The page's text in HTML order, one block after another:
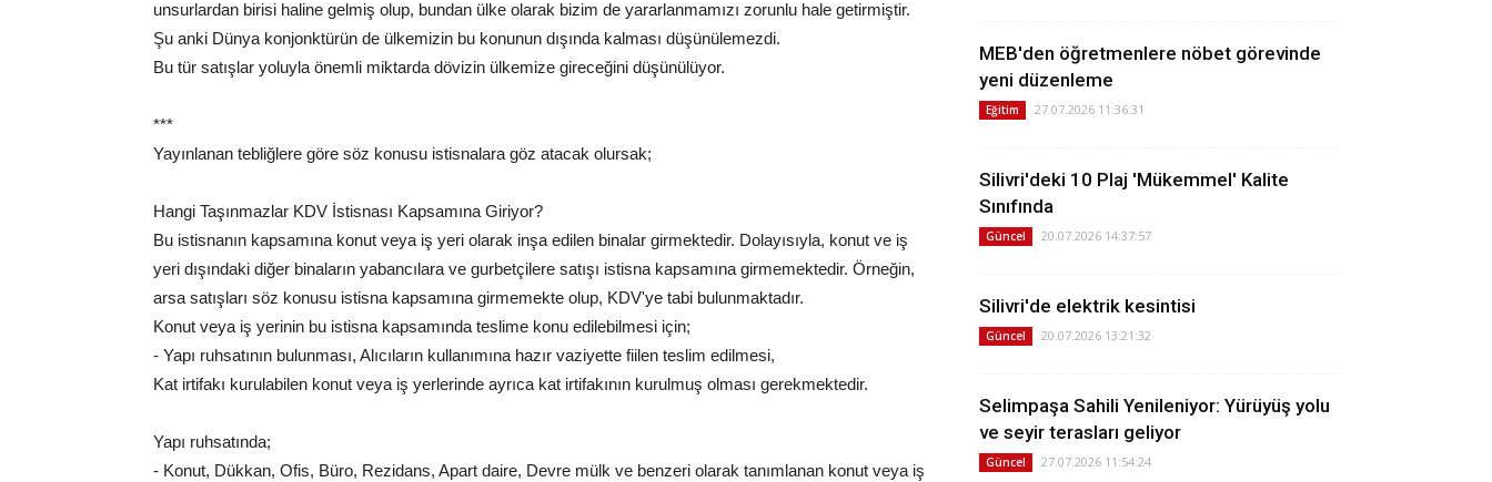
unsurlardan birisi haline gelmiş olup, bundan ülke olarak bizim de yararlanmamızı zorunlu hale getirmiştir.
Şu anki Dünya konjonktürün de ülkemizin bu konunun dışında kalması düşünülemezdi.
Bu tür satışlar yoluyla önemli miktarda dövizin ülkemize gireceğini düşünülüyor.
***
Yayınlanan tebliğlere göre söz konusu istisnalara göz atacak olursak;
Hangi Taşınmazlar KDV İstisnası Kapsamına Giriyor?
Bu istisnanın kapsamına konut veya iş yeri olarak inşa edilen binalar girmektedir. Dolayısıyla, konut ve iş
yeri dışındaki diğer binaların yabancılara ve gurbetçilere satışı istisna kapsamına girmemektedir. Örneğin,
arsa satışları söz konusu istisna kapsamına girmemekte olup, KDV'ye tabi bulunmaktadır.
Konut veya iş yerinin bu istisna kapsamında teslime konu edilebilmesi için;
- Yapı ruhsatının bulunması, Alıcıların kullanımına hazır vaziyette fiilen teslim edilmesi,
Kat irtifakı kurulabilen konut veya iş yerlerinde ayrıca kat irtifakının kurulmuş olması gerekmektedir.
Yapı ruhsatında;
- Konut, Dükkan, Ofis, Büro, Rezidans, Apart daire, Devre mülk ve benzeri olarak tanımlanan konut veya iş
MEB'den öğretmenlere nöbet görevinde
yeni düzenleme
Eğitim 27.07.2026 11:36:31
Silivri'deki 10 Plaj 'Mükemmel' Kalite
Sınıfında
Güncel 20.07.2026 14:37:57
Silivri'de elektrik kesintisi
Güncel 20.07.2026 13:21:32
Selimpaşa Sahili Yenileniyor: Yürüyüş yolu
ve seyir terasları geliyor
Güncel 27.07.2026 11:54:24